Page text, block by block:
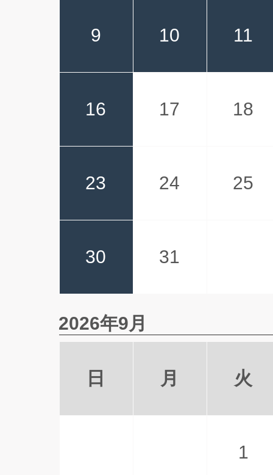
9 10 11
16 17 18
23 24 25
30 31
2026年9月
日 月 火
1